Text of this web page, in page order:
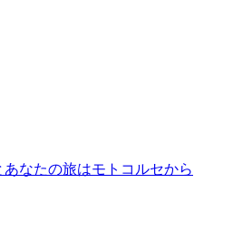
なたの旅はモトコルセから